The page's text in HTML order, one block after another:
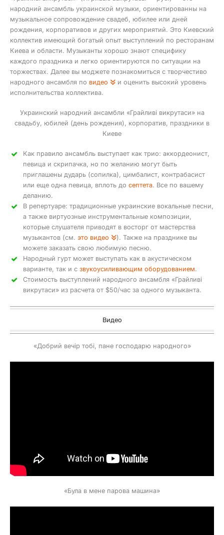
народний ансамбль украинской музыки, ориентированны на
музыкальное сопровождение свадеб, юбилее или дней
рождения, корпоративов и других мероприятий. Это Киевский
коллектив имеющий богатый опыт выступлений по ресторанам
Киева и области. Музыканты хорошо знают специфику
каждого праздника и легко ориентируются по ситуации на
торжествах. Далее вы моджете познакомиться с творчестиво
народного ансамбля по видео
и оценить высокий уровень
исполнительства коллектива.
Украинский народний ансамбли «Грайливі викрутаси» на
свадьбу, юбилей (день рождения), корпоратив, праздники в
Киеве
Как правило ансамбль выступает как трио: аккордеонист,
певица и скрипачка, но по желанию могут быть
приглашены дударь (сопилка), цимбалист, контрабасист
или еще одна певица, вплоть до септета. Все по вашему
деланию.
В репертуаре: традиционные украинские вокальные песни,
а также виртуозные инструментальные композиции,
которые слушателя приводят в восторг от мастерства
музыкантов (см. это видео
). Также на празднике вы
можете заказать свою любимую песню.
Народный гурт может выступать как в акустическом
варианте, так и с звукоусиливающим оборудованием.
Стоимость выступлений народного ансамбля «Грайливі
викрутаси» из расчета от $50/час за одного музыканта.
Видео
«Добрий вечір тобі, пане господарю народного»
«Була в мене парова машина»